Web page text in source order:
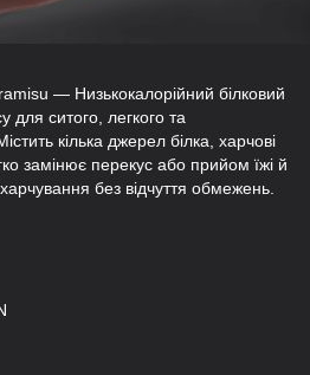
— Низькокалорійний білковий
для ситого, легкого та
кілька джерел білка, харчові
замінює перекус або прийом їжі й
без відчуття обмежень.